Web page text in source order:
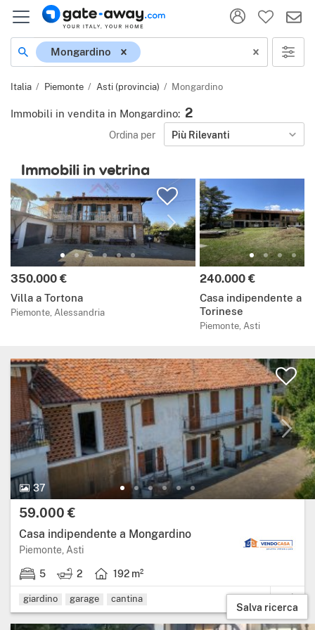
Località
Mongardino
Italia Piemonte Asti (provincia) Mongardino
Immobili in vendita in Mongardino: 2
Ordina per Più Rilevanti
Immobili in vetrina
Prezzo:
350.000 €
Villa a Tortona
Piemonte, Alessandria
Prezzo:
240.000 €
Casa indipendente a
Torinese
Piemonte, Asti
37
37 Foto.
Prezzo:
59.000 €
Casa indipendente a Mongardino
Piemonte, AstiRegione: Piemonte, provincia: Asti.
5
5 stanze da letto.
2
2 bagni. 192 m²
Superficie abitabile: 192 metri quadrati.
giardino garage cantina
Salva ricerca